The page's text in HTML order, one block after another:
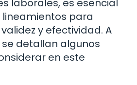
laborales, es esencial
lineamientos para
y efectividad. A
detallan algunos
en este